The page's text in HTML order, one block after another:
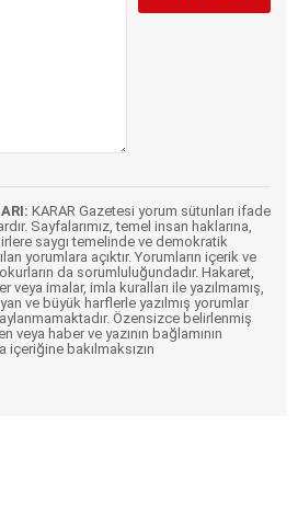
KARAR Gazetesi yorum sütunları ifade
Sayfalarımız, temel insan haklarına,
saygı temelinde ve demokratik
yorumlara açıktır. Yorumların içerik ve
da sorumluluğundadır. Hakaret,
imalar, imla kuralları ile yazılmamış,
ve büyük harflerle yazılmış yorumlar
Özensizce belirlenmiş
veya haber ve yazının bağlamının
içeriğine bakılmaksızın